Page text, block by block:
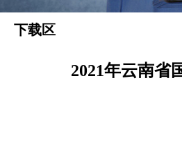
下载区
2021年云南省